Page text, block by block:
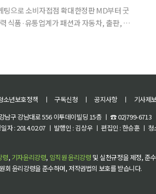
으로 소비자접점 확대한정판 MD부터 굿
리
소년보호정책 ㅣ 구독신청 ㅣ 공지사항 ㅣ 기사제
남구 강남대로 556 이투데이빌딩 15층 ㅣ ☎ 02)799-6713
자 : 2014.02.07 ㅣ 발행인 : 김상우 ㅣ 편집인 : 한승훈 ㅣ
령, 기자윤리강령, 임직원 윤리강령 및 실천규정을 제정, 준
윤리강령을 준수하며, 저작권법의 보호를 받습니다.